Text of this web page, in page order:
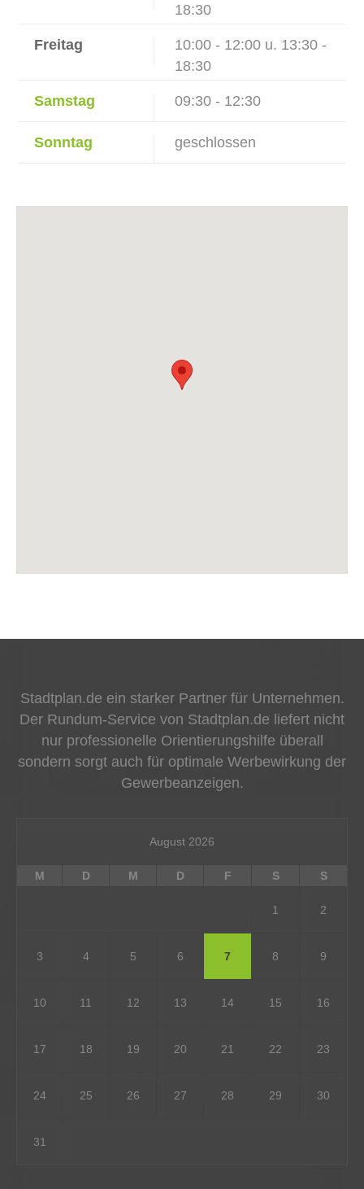
18:30
Freitag
10:00 - 12:00 u. 13:30 -
18:30
Samstag 09:30 - 12:30
Sonntag geschlossen
Stadtplan.de ein starker Partner für Unternehmen.
Der Rundum-Service von Stadtplan.de liefert nicht
nur professionelle Orientierungshilfe überall
sondern sorgt auch für optimale Werbewirkung der
Gewerbeanzeigen.
August 2026
M D M D F S S
1 2
3 4 5 6 7 8 9
10 11 12 13 14 15 16
17 18 19 20 21 22 23
24 25 26 27 28 29 30
31